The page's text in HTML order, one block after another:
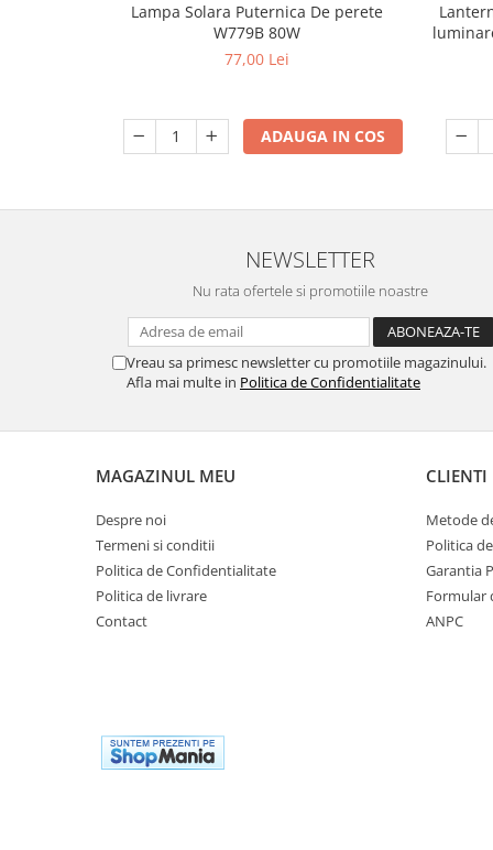
Produse grele si voluminoaseLampa Solara Puternica De perete
W779B 80W
77,00 Lei
ADAUGA IN COS
NEWSLETTER
Nu rata ofertele si promotiile noastre
Vreau sa primesc newsletter cu promotiile magazinului.
Afla mai multe in Politica de Confidentialitate
MAGAZINUL MEU
Despre noi
Termeni si conditii
Politica de Confidentialitate
Politica de livrare
Contact
CLIENTI
Metode
Politica
Garantia
Formular
ANPC